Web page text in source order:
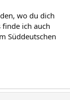
wo du dich
ich auch
Süddeutschen